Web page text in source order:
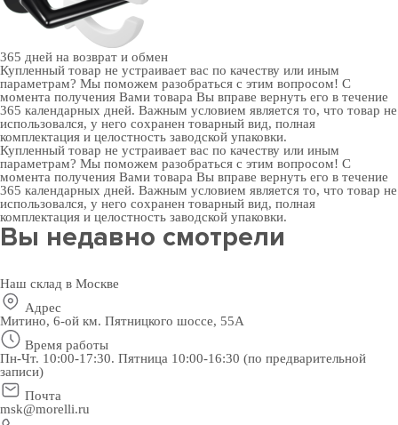
365 дней на возврат и обмен
Купленный товар не устраивает вас по качеству или иным
параметрам? Мы поможем разобраться с этим вопросом! С
момента получения Вами товара Вы вправе вернуть его в течение
365 календарных дней. Важным условием является то, что товар не
использовался, у него сохранен товарный вид, полная
комплектация и целостность заводской упаковки.
Купленный товар не устраивает вас по качеству или иным
параметрам? Мы поможем разобраться с этим вопросом! С
момента получения Вами товара Вы вправе вернуть его в течение
365 календарных дней. Важным условием является то, что товар не
использовался, у него сохранен товарный вид, полная
комплектация и целостность заводской упаковки.
Вы недавно смотрели
Наш склад в Москве
Адрес
Митино, 6-ой км. Пятницкого шоссе, 55А
Время работы
Пн-Чт. 10:00-17:30. Пятница 10:00-16:30 (по предварительной
записи)
Почта
msk@morelli.ru